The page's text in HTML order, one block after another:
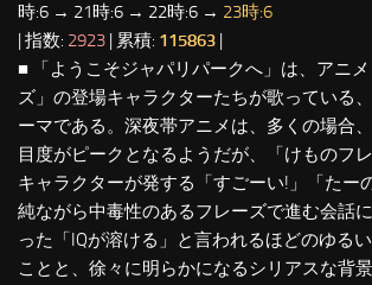
時:6 → 21時:6 → 22時:6 → 23時:6
| 指数: 2923 | 累積: 115863
■ 「ようこそジャパリパークへ」は、アニ
ズ」の登場キャラクターたちが歌っている
ーマである。深夜帯アニメは、多くの場合
目度がピークとなるようだが、「けものフ
キャラクターが発する
「すごーい!」「たー
純ながら中毒性のあるフレーズで進む会話
った
「IQが溶ける」
と言われるほどのゆる
ことと、徐々に明らかになるシリアスな背